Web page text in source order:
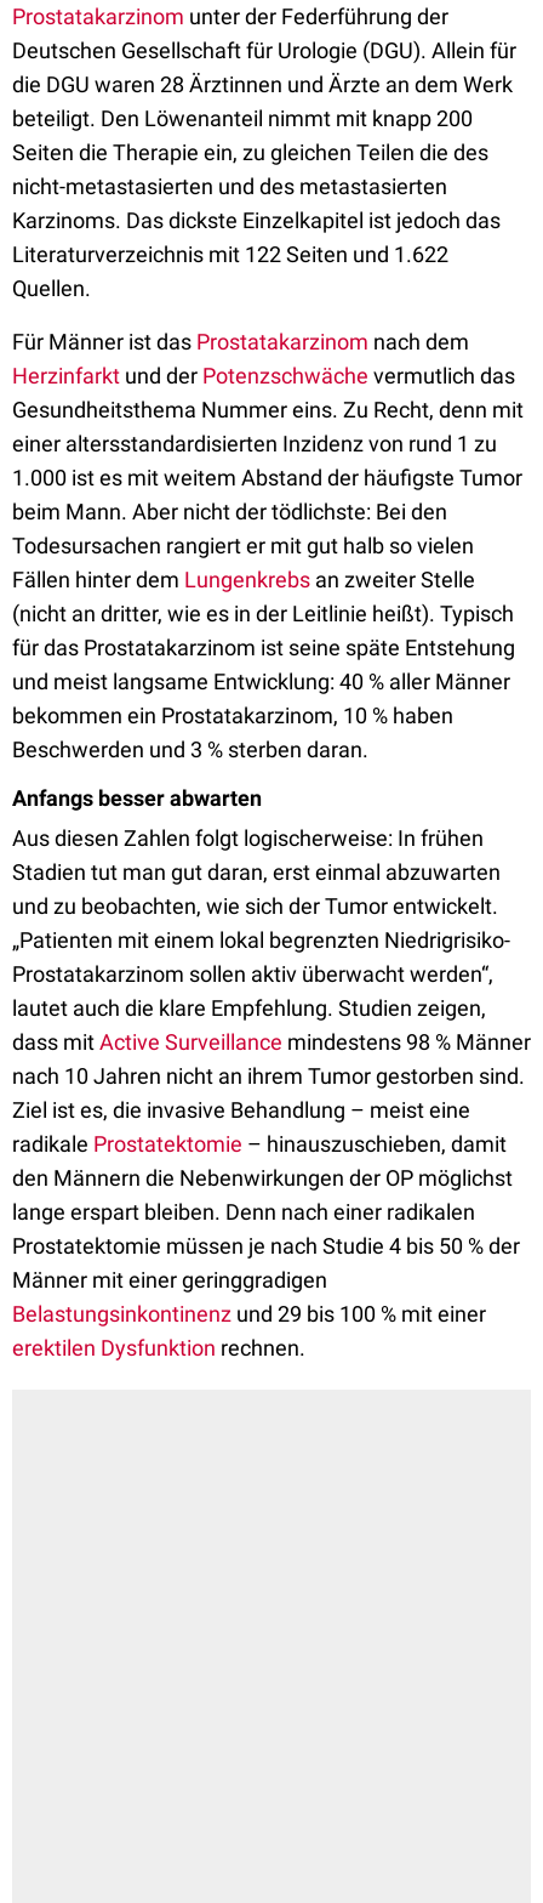
Prostatakarzinom unter der Federführung der
Deutschen Gesellschaft für Urologie (DGU). Allein für
die DGU waren 28 Ärztinnen und Ärzte an dem Werk
beteiligt. Den Löwenanteil nimmt mit knapp 200
Seiten die Therapie ein, zu gleichen Teilen die des
nicht-metastasierten und des metastasierten
Karzinoms. Das dickste Einzelkapitel ist jedoch das
Literaturverzeichnis mit 122 Seiten und 1.622
Quellen.
Für Männer ist das Prostatakarzinom nach dem
Herzinfarkt und der Potenzschwäche vermutlich das
Gesundheitsthema Nummer eins. Zu Recht, denn mit
einer altersstandardisierten Inzidenz von rund 1 zu
1.000 ist es mit weitem Abstand der häufigste Tumor
beim Mann. Aber nicht der tödlichste: Bei den
Todesursachen rangiert er mit gut halb so vielen
Fällen hinter dem Lungenkrebs an zweiter Stelle
(nicht an dritter, wie es in der Leitlinie heißt). Typisch
für das Prostatakarzinom ist seine späte Entstehung
und meist langsame Entwicklung: 40 % aller Männer
bekommen ein Prostatakarzinom, 10 % haben
Beschwerden und 3 % sterben daran.
Anfangs besser abwarten
Aus diesen Zahlen folgt logischerweise: In frühen
Stadien tut man gut daran, erst einmal abzuwarten
und zu beobachten, wie sich der Tumor entwickelt.
„Patienten mit einem lokal begrenzten Niedrigrisiko-
Prostatakarzinom sollen aktiv überwacht werden“,
lautet auch die klare Empfehlung. Studien zeigen,
dass mitActive Surveillance mindestens 98 % Männer
nach 10 Jahren nicht an ihrem Tumor gestorben sind.
Ziel ist es, die invasive Behandlung – meist eine
radikale Prostatektomie – hinauszuschieben, damit
den Männern die Nebenwirkungen der OP möglichst
lange erspart bleiben. Denn nach einer radikalen
Prostatektomie müssen je nach Studie 4 bis 50 % der
Männer mit einer geringgradigen
Belastungsinkontinenz und 29 bis 100 % mit einer
erektilen Dysfunktion rechnen.